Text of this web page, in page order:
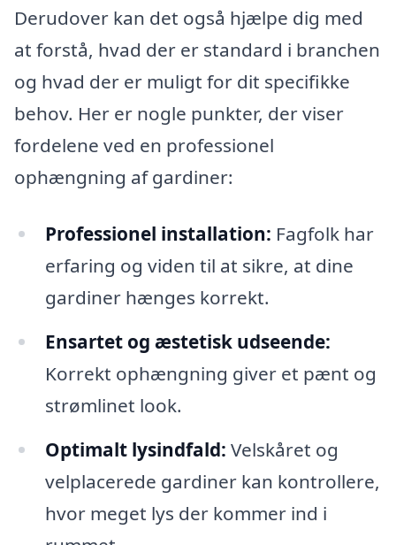
Derudover kan det også hjælpe dig med
at forstå, hvad der er standard i branchen
og hvad der er muligt for dit specifikke
behov. Her er nogle punkter, der viser
fordelene ved en professionel
ophængning af gardiner:
Professionel installation: Fagfolk har
erfaring og viden til at sikre, at dine
gardiner hænges korrekt.
Ensartet og æstetisk udseende:
Korrekt ophængning giver et pænt og
strømlinet look.
Optimalt lysindfald: Velskåret og
velplacerede gardiner kan kontrollere,
hvor meget lys der kommer ind i